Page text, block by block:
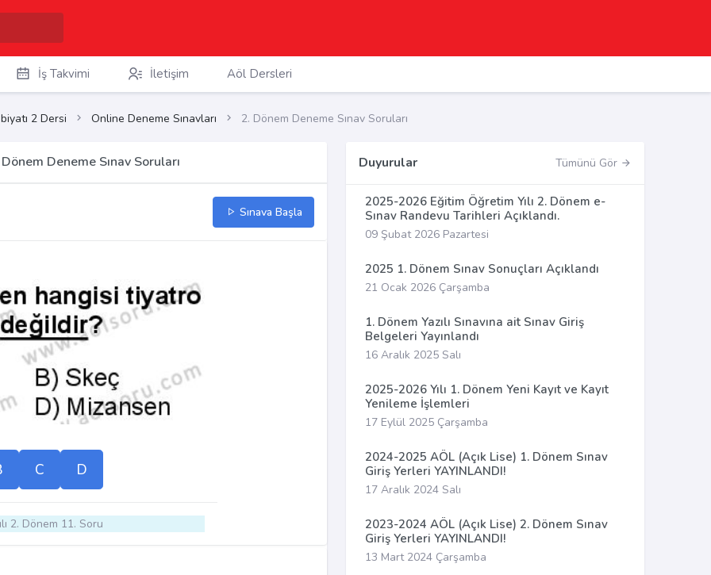
İş Takvimi İletişim Aöl Dersleri
2 Dersi Online Deneme Sınavları 2. Dönem Deneme Sınav Soruları
Deneme Sınav Soruları
Sınava Başla
C D
2. Dönem 11. Soru
Duyurular Tümünü Gör
2025-2026 Eğitim Öğretim Yılı 2. Dönem e-
Sınav Randevu Tarihleri Açıklandı.
09 Şubat 2026 Pazartesi
2025 1. Dönem Sınav Sonuçları Açıklandı
21 Ocak 2026 Çarşamba
1. Dönem Yazılı Sınavına ait Sınav Giriş
Belgeleri Yayınlandı
16 Aralık 2025 Salı
2025-2026 Yılı 1. Dönem Yeni Kayıt ve Kayıt
Yenileme İşlemleri
17 Eylül 2025 Çarşamba
2024-2025 AÖL (Açık Lise) 1. Dönem Sınav
Giriş Yerleri YAYINLANDI!
17 Aralık 2024 Salı
2023-2024 AÖL (Açık Lise) 2. Dönem Sınav
Giriş Yerleri YAYINLANDI!
13 Mart 2024 Çarşamba